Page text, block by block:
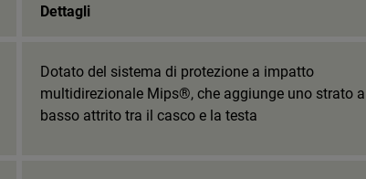
Dettagli
Dotato del sistema di protezione a impatto
multidirezionale Mips®, che aggiunge uno strato a
basso attrito tra il casco e la testa